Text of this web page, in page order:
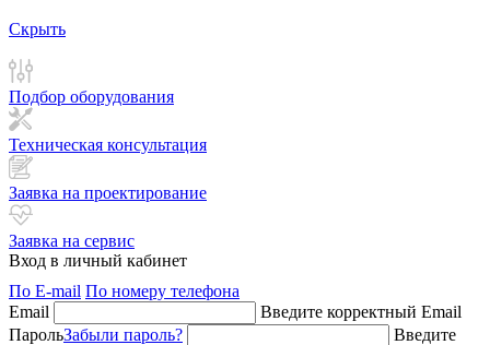
Скрыть
Подбор оборудования
Техническая консультация
Заявка на проектирование
Заявка на сервис
Вход в личный кабинет
По E-mail По номеру телефона
Email
Введите корректный Email
ПарольЗабыли пароль?
Введите